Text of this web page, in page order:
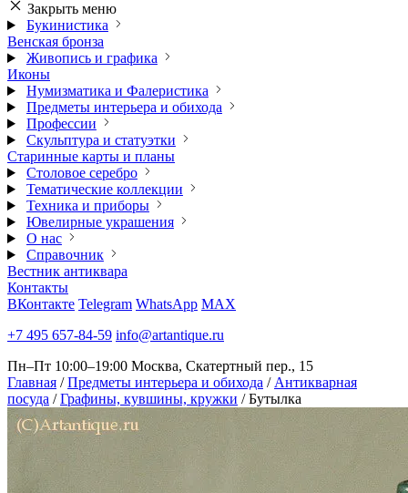
Закрыть меню
Букинистика
Венская бронза
Живопись и графика
Иконы
Нумизматика и Фалеристика
Предметы интерьера и обихода
Профессии
Скульптура и статуэтки
Старинные карты и планы
Столовое серебро
Тематические коллекции
Техника и приборы
Ювелирные украшения
О нас
Справочник
Вестник антиквара
Контакты
ВКонтакте Telegram WhatsApp MAX
+7 495 657-84-59 info@artantique.ru
Пн–Пт 10:00–19:00 Москва, Скатертный пер., 15
Главная / Предметы интерьера и обихода / Антикварная
посуда / Графины, кувшины, кружки / Бутылка